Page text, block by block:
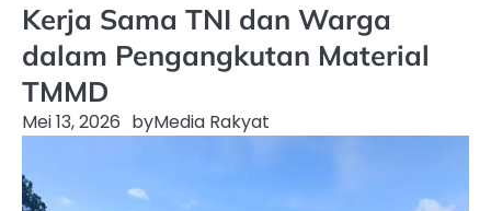
Kerja Sama TNI dan Warga
dalam Pengangkutan Material
TMMD
Mei 13, 2026 byMedia Rakyat